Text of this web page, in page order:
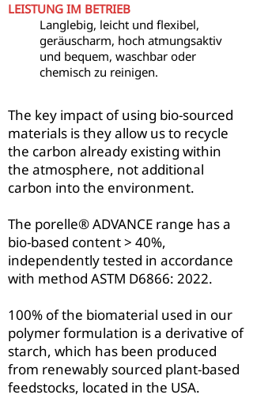
LEISTUNG IM BETRIEB
Langlebig, leicht und flexibel,
geräuscharm, hoch atmungsaktiv
und bequem, waschbar oder
chemisch zu reinigen.
The key impact of using bio-sourced
materials is they allow us to recycle
the carbon already existing within
the atmosphere, not additional
carbon into the environment.
The porelle® ADVANCE range has a
bio-based content > 40%,
independently tested in accordance
with method ASTM D6866: 2022.
100% of the biomaterial used in our
polymer formulation is a derivative of
starch, which has been produced
from renewably sourced plant-based
feedstocks, located in the USA.